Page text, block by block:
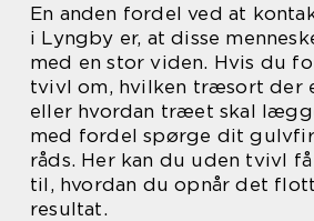
En anden fordel ved at
i Lyngby er, at disse
med en stor viden. Hvis du
tvivl om, hvilken træsort der
eller hvordan træet skal
med fordel spørge dit
råds. Her kan du uden tvivl
til, hvordan du opnår det
resultat.